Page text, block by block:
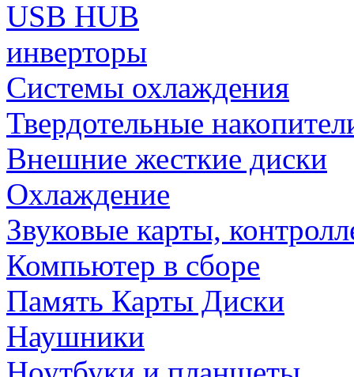
USB HUB
инверторы
Системы охлаждения
Твердотельные
Внешние жесткие диски
Охлаждение
Звуковые карты,
Компьютер в сборе
Память Карты Диски
Наушники